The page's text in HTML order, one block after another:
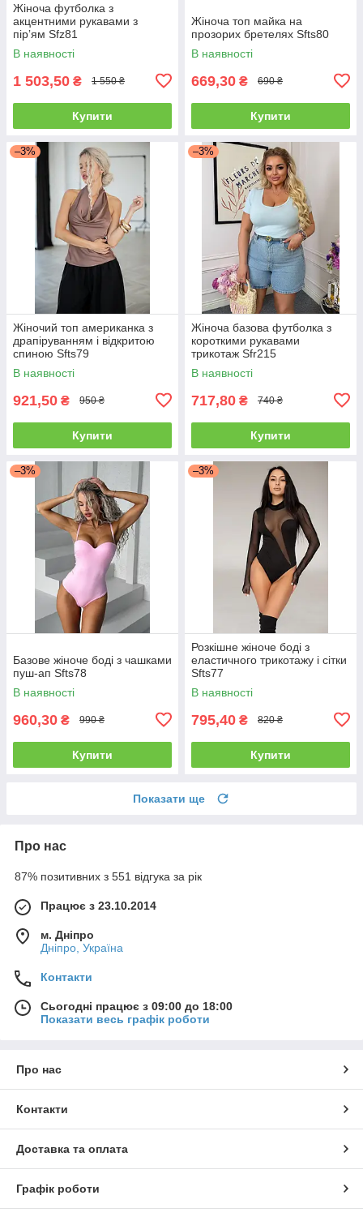
Жіноча футболка з
акцентними рукавами з
пірʼям Sfz81
В наявності
1 503,50 ₴ 1 550 ₴
Купити
Жіноча топ майка на
прозорих бретелях Sfts80
В наявності
669,30 ₴ 690 ₴
Купити
–3%
Жіночий топ американка з
драпіруванням і відкритою
спиною Sfts79
В наявності
921,50 ₴ 950 ₴
Купити
–3%
Жіноча базова футболка з
короткими рукавами
трикотаж Sfr215
В наявності
717,80 ₴ 740 ₴
Купити
–3%
Базове жіноче боді з чашками
пуш-ап Sfts78
В наявності
960,30 ₴ 990 ₴
Купити
–3%
Розкішне жіноче боді з
еластичного трикотажу і сітки
Sfts77
В наявності
795,40 ₴ 820 ₴
Купити
Показати ще
Про нас
87% позитивних з 551 відгука за рік
Працює з 23.10.2014
м. Дніпро
Дніпро, Україна
Контакти
Сьогодні працює з 09:00 до 18:00
Показати весь графік роботи
Про нас
Контакти
Доставка та оплата
Графік роботи